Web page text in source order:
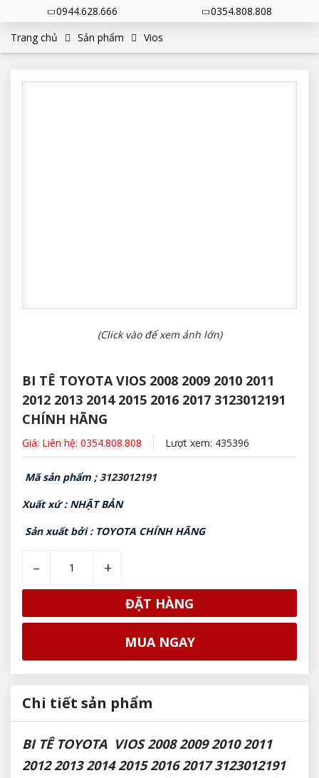
0944.628.666
0354.808.808
Trang chủ
Sản phẩm Vios
(Click vào để xem ảnh lớn)
BI TÊ TOYOTA VIOS 2008 2009 2010 2011
2012 2013 2014 2015 2016 2017 3123012191
CHÍNH HÃNG
Giá: Liên hệ: 0354.808.808 Lượt xem: 435396
Mã sản phẩm ;3123012191
Xuất xứ : NHẬT BẢN
Sản xuất bởi : TOYOTA CHÍNH HÃNG
– +
ĐẶT HÀNG
MUA NGAY
Chi tiết sản phẩm
BI TÊ TOYOTA VIOS 2008 2009 2010 2011
2012 2013 2014 2015 2016 2017 3123012191